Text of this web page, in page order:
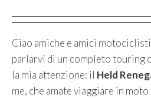
Ciao amiche e amici
parlarvi di un completo touring
la mia attenzione: il Held
me, che amate viaggiare in